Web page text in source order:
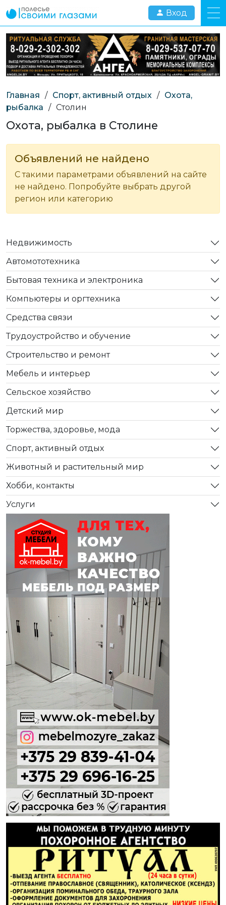
Вход
Главная / Спорт, активный отдых / Охота,
рыбалка / Столин
Охота, рыбалка в Столине
Объявлений не найдено
С такими параметрами объявлений на сайте
не найдено. Попробуйте выбрать другой
регион или категорию
Недвижимость
Автомототехника
Бытовая техника и электроника
Компьютеры и оргтехника
Средства связи
Трудоустройство и обучение
Строительство и ремонт
Мебель и интерьер
Сельское хозяйство
Детский мир
Торжества, здоровье, мода
Спорт, активный отдых
Животный и растительный мир
Хобби, контакты
Услуги